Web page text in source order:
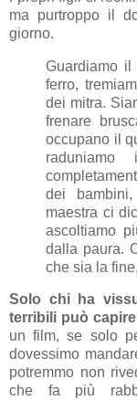
ma purtroppo il
giorno.
Guardiamo il
ferro,
dei mitra.
frenare
occupano il
dei
maestra ci
ascoltiamo
dalla paura.
che sia la
Solo chi ha
terribili può
un film, se solo
dovessimo
potremmo non
che fa più